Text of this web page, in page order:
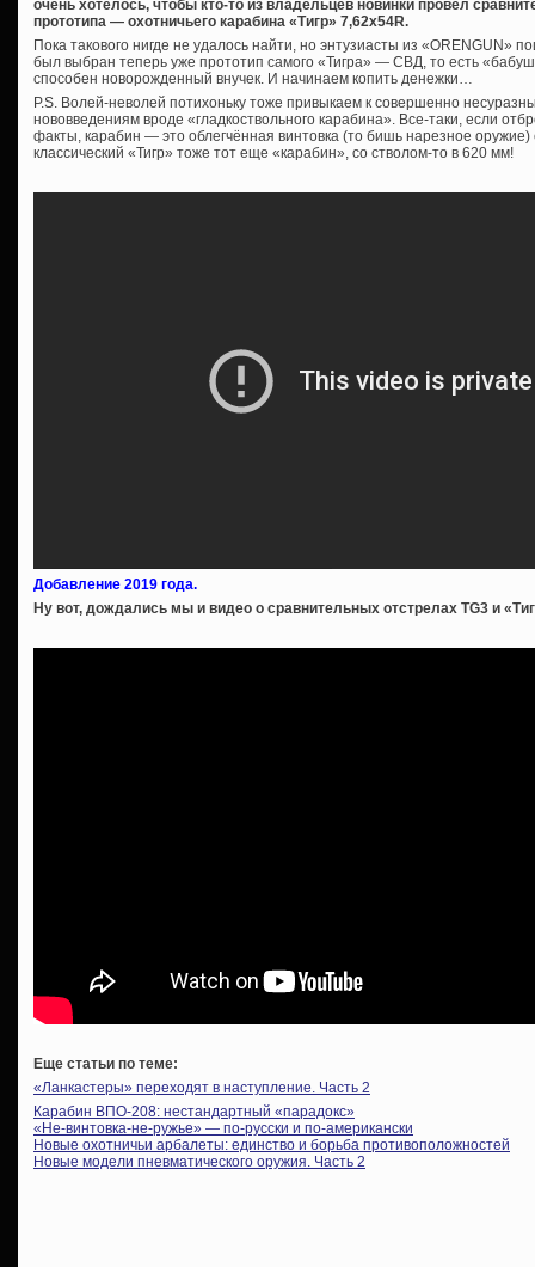
очень хотелось, чтобы кто-то из владельцев новинки провел
прототипа — охотничьего карабина «Тигр» 7,62х54R.
Пока такового нигде не удалось найти, но энтузиасты из «ORENGUN»
был выбран теперь уже прототип самого «Тигра» — СВД, то есть
способен новорожденный внучек. И начинаем копить денежки…
P.S. Волей-неволей потихоньку тоже привыкаем к совершенно
нововведениям вроде «гладкоствольного карабина». Все-таки, если
факты, карабин — это облегчённая винтовка (то бишь нарезное оружие)
классический «Тигр» тоже тот еще «карабин», со стволом-то в 620 мм!
Добавление 2019 года.
Ну вот, дождались мы и видео о сравнительных отстрелах TG3 и
Еще статьи по теме:
«Ланкастеры» переходят в наступление. Часть 2
Карабин ВПО-208: нестандартный «парадокс»
«Не-винтовка-не-ружье» — по-русски и по-американски
Новые охотничьи арбалеты: единство и борьба противоположностей
Новые модели пневматического оружия. Часть 2